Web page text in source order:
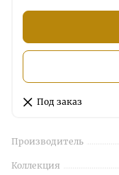
Под заказ
Производитель
Коллекция